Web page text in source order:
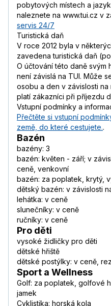
pobytových místech a
naleznete na www.tui.cz v
servis 24/7
Turistická daň
V roce 2012 byla v
zavedena turistická daň
O účtování této daně svým
není závislá na TUI. Může
osobu a den v závislosti
platí zákazníci při příjezdu
Vstupní podmínky a
Přečtěte si vstupní
země, do které cestujete..
Bazén
bazény: 3
bazén: květen - září; v
ceně, venkovní
bazén: za poplatek, krytý,
dětský bazén: v závislosti
lehátka: v ceně
slunečníky: v ceně
ručníky: v ceně
Pro děti
vysoké židličky pro děti
dětské hřiště
dětské postýlky: v ceně,
Sport a Wellness
Golf: za poplatek, golfové
jamek
Cyklistika: horská kola